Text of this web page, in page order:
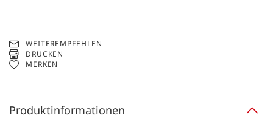
WEITEREMPFEHLEN
DRUCKEN
MERKEN
Produktinformationen